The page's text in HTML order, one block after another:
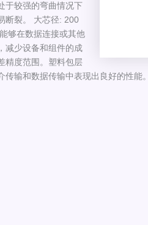
于较强的弯曲情况下
断裂。 大芯径: 200
够在数据连接或其他
减少设备和组件的成
精度范围。塑料包层
传输和数据传输中表现出良好的性能